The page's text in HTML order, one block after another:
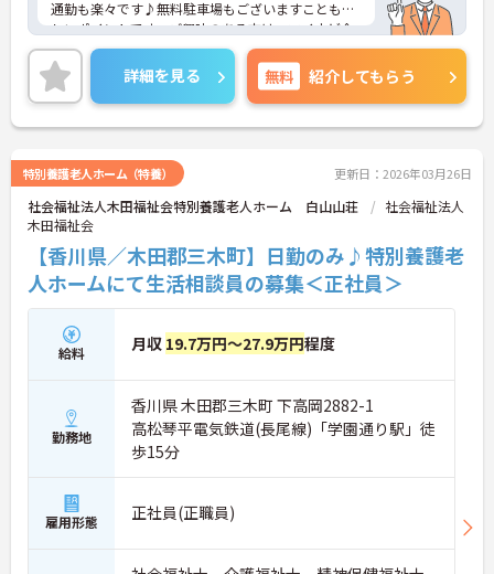
通勤も楽々です♪無料駐車場もございますことも嬉
しいポイントです。ご興味のある方は、マイナビ介
護職までお問い合わせください。
詳細を見る 無料 紹介してもらう
特別養護老人ホーム（特養） 更新日：2026年03月26日
社会福祉法人木田福祉会特別養護老人ホーム 白山山荘
社会福祉法人
木田福祉会
【香川県／木田郡三木町】日勤のみ♪特別養護老
人ホームにて生活相談員の募集＜正社員＞
給料 月収 19.7万円～27.9万円程度
勤務地
香川県 木田郡三木町 下高岡2882-1
高松琴平電気鉄道(長尾線)「学園通り駅」徒
歩15分
雇用形態 正社員(正職員)